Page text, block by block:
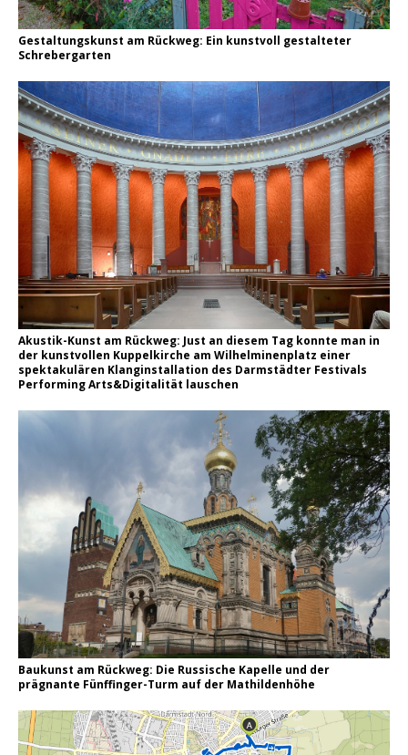
Gestaltungskunst am Rückweg: Ein kunstvoll gestalteter
Schrebergarten
Akustik-Kunst am Rückweg: Just an diesem Tag konnte man in
der kunstvollen Kuppelkirche am Wilhelminenplatz einer
spektakulären Klanginstallation des Darmstädter Festivals
Performing Arts&Digitalität lauschen
Baukunst am Rückweg: Die Russische Kapelle und der
prägnante Fünffinger-Turm auf der Mathildenhöhe